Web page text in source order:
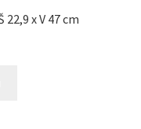
22,9 x V 47 cm